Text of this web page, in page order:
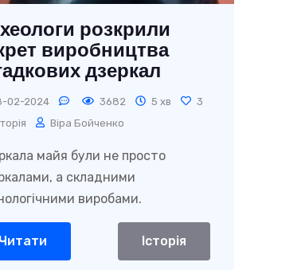
розкрили
виробництва
дзеркал
02-2024 3682 5 хв
3
Віра Бойченко
майя були не просто
а складними
виробами.
Читати Історія